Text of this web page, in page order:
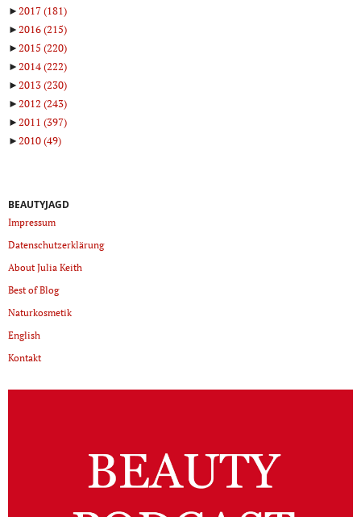
►2017(181)
►2016(215)
►2015 (220)
►2014(222)
►2013(230)
►2012 (243)
►2011 (397)
►2010(49)
BEAUTYJAGD
Impressum
Datenschutzerklärung
About Julia Keith
Best of Blog
Naturkosmetik
English
Kontakt